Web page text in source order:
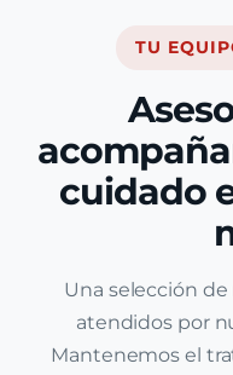
TU
cuidado
Una selección
atendidos por
Mantenemos el